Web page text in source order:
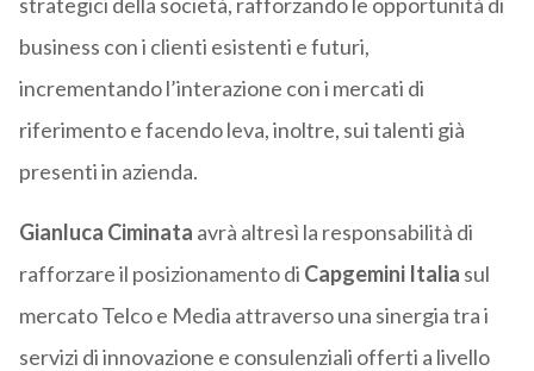
business con i clienti esistenti e futuri,
incrementando l’interazione con i mercati di
riferimento e facendo leva, inoltre, sui talenti già
presenti in azienda.
Gianluca Ciminata avrà altresì la responsabilità di
rafforzare il posizionamento di Capgemini Italia sul
mercato Telco e Media attraverso una sinergia tra i
servizi di innovazione e consulenziali offerti a livello